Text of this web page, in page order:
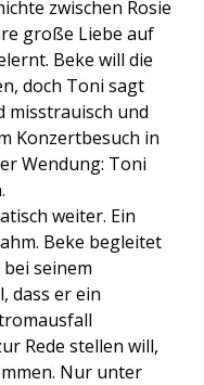
zwischen Rosie
große Liebe auf
Beke will die
doch Toni sagt
misstrauisch und
Konzertbesuch in
Wendung: Toni
weiter. Ein
Beke begleitet
seinem
dass er ein
Rede stellen will,
Nur unter